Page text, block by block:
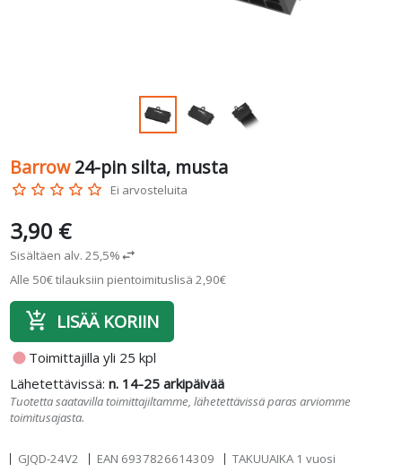
Barrow 24-pin silta, musta
star_border star_border star_border star_border star_border Ei arvosteluita
3,90 €
Sisältäen alv. 25,5%swap_horiz
Alle 50€ tilauksiin pientoimituslisä 2,90€
add_shopping_cart LISÄÄ KORIIN
fiber_manual_record Toimittajilla yli 25 kpl
Lähetettävissä:n. 14-25 arkipäivää
Tuotetta saatavilla toimittajiltamme, lähetettävissä paras arviomme
toimitusajasta.
GJQD-24V2 EAN 6937826614309 TAKUUAIKA 1 vuosi